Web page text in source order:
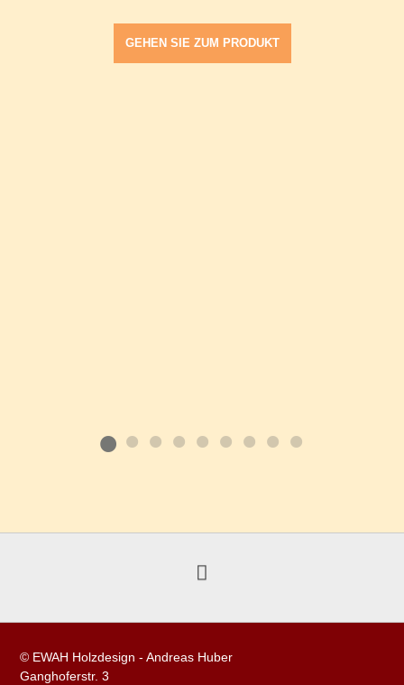
GEHEN SIE ZUM PRODUKT
© EWAH Holzdesign - Andreas Huber
Ganghoferstr. 3